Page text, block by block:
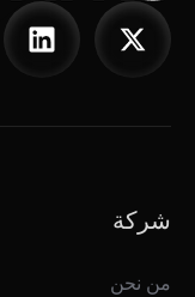
شركة
من نحن